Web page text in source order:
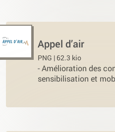
Appel d’air
PNG | 62.3 kio
-Amélioration des
sensibilisation et